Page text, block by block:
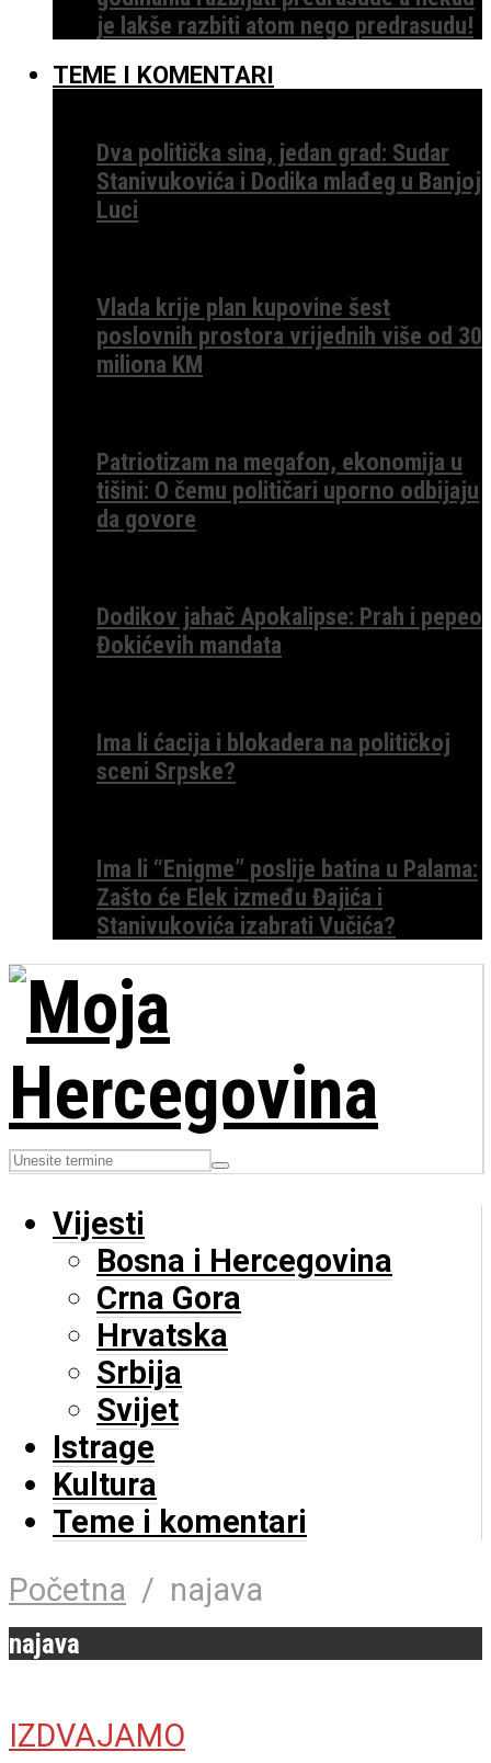
je lakše razbiti atom nego predrasudu!
TEME I KOMENTARI
Dva politička sina, jedan grad: Sudar
Stanivukovića i Dodika mlađeg u Banjoj
Luci
Vlada krije plan kupovine šest
poslovnih prostora vrijednih više od 30
miliona KM
Patriotizam na megafon, ekonomija u
tišini: O čemu političari uporno odbijaju
da govore
Dodikov jahač Apokalipse: Prah i pepeo
Đokićevih mandata
Ima li ćacija i blokadera na političkoj
sceni Srpske?
Ima li “Enigme” poslije batina u Palama:
Zašto će Elek između Đajića i
Stanivukovića izabrati Vučića?
Vijesti
Bosna i Hercegovina
Crna Gora
Hrvatska
Srbija
Svijet
Istrage
Kultura
Teme i komentari
Početna / najava
najava
IZDVAJAMO